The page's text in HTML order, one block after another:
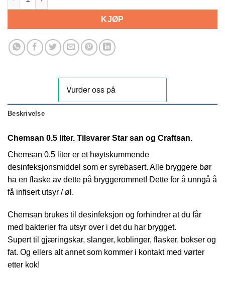
KJØP
Beskrivelse
Chemsan 0.5 liter. Tilsvarer Star san og Craftsan.
Chemsan 0.5 liter er et høytskummende
desinfeksjonsmiddel som er syrebasert. Alle bryggere bør
ha en flaske av dette på bryggerommet! Dette for å unngå å
få infisert utsyr / øl.
Chemsan brukes til desinfeksjon og forhindrer at du får
med bakterier fra utsyr over i det du har brygget.
Supert til gjæringskar, slanger, koblinger, flasker, bokser og
fat. Og ellers alt annet som kommer i kontakt med vørter
etter kok!